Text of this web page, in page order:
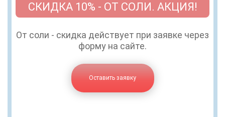
СКИДКА 10% - ОТ СОЛИ. АКЦИЯ!
От соли - скидка действует при заявке через
форму на сайте.
Оставить заявку